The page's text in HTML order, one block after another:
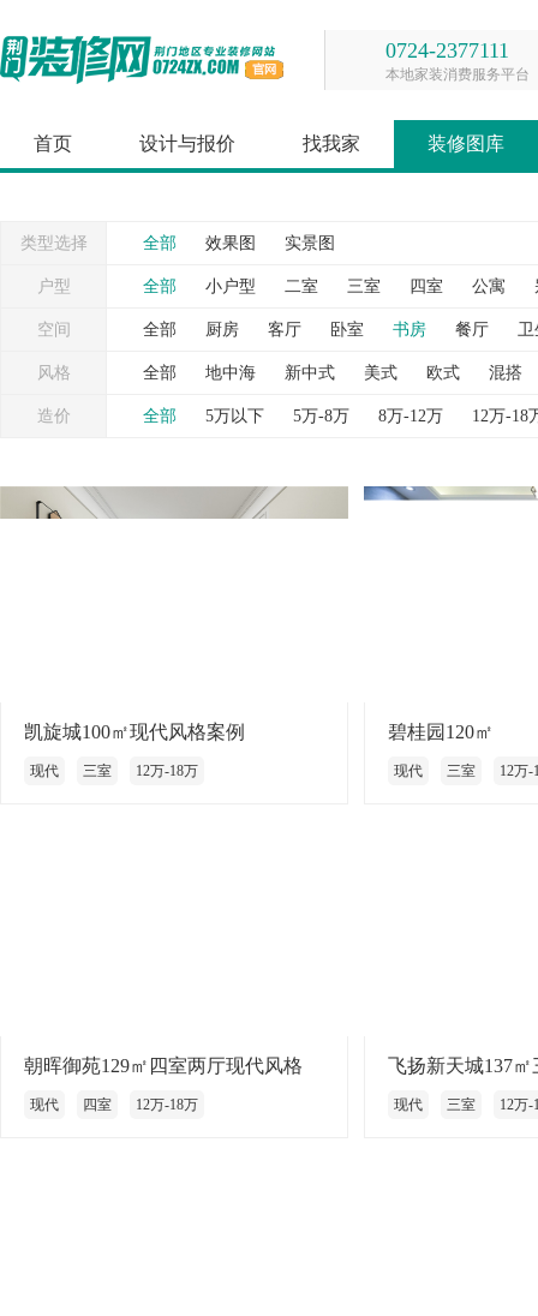
0724-2377111
本地家装消费服务平台
首页 设计与报价 找我家 装修图库
类型选择 全部 效果图 实景图
户型 全部 小户型 二室 三室 四室 公寓
空间 全部 厨房 客厅 卧室 书房 餐厅 卫
台 灯具 照片墙 窗帘 背景墙 衣帽间
风格 全部 地中海 新中式 美式 欧式 混搭
造价 全部 5万以下 5万-8万 8万-12万 12万-18
凯旋城100㎡现代风格案例
现代 三室 12万-18万
碧桂园120㎡
现代 三室 12万-
朝晖御苑129㎡四室两厅现代风格
现代 四室 12万-18万
飞扬新天城137
现代 三室 12万-